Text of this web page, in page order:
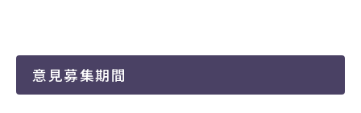
意見募集期間